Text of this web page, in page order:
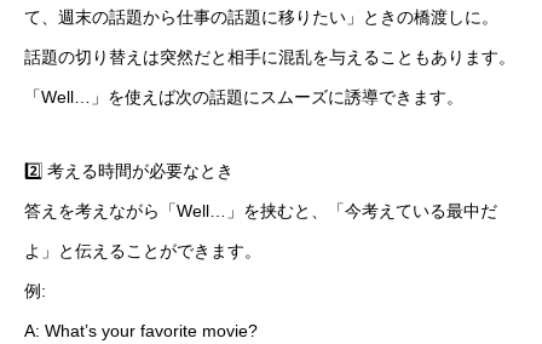
て、週末の話題から仕事の話題に移りたい」ときの橋渡しに。
話題の切り替えは突然だと相手に混乱を与えることもあります。
「Well…」を使えば次の話題にスムーズに誘導できます。
2️⃣ 考える時間が必要なとき
答えを考えながら「Well…」を挟むと、「今考えている最中だ
よ」と伝えることができます。
例:
A: What’s your favorite movie?